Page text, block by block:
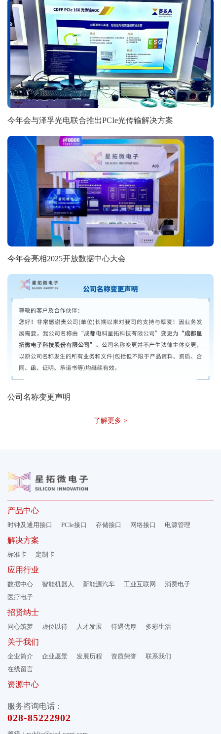
今年会与泽孚光电联合推出PCIe光传输解决方案
今年会亮相2025开放数据中心大会
公司名称变更声明
了解更多 >
产品中心
时钟及通用接口 PCIe接口 存储接口 网络接口 电源管理
解决方案
标准卡 定制卡
应用行业
数据中心 智能机器人 新能源汽车 工业互联网
消费电子
医疗电子
招贤纳士
同心筑梦 虚位以待 人才发展 待遇优厚 多彩生活
关于我们
企业简介 企业愿景 发展历程 资质荣誉
联系我们
在线留言
资源中心
服务咨询电话：
028-85222902